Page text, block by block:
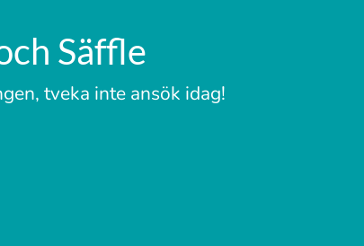
Säffle
tveka inte ansök idag!